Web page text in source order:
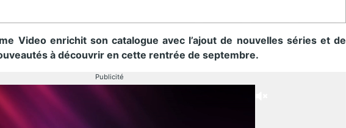
Video enrichit son catalogue avec l’ajout de nouvelles séries et de
à découvrir en cette rentrée de septembre.
Publicité